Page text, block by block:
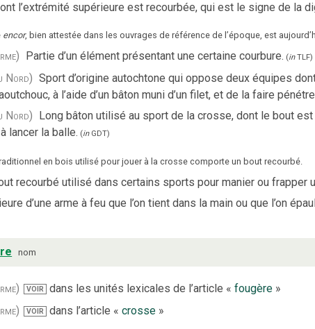
l’extrémité supérieure est recourbée, qui est le signe de la
encor, bien attestée dans les ouvrages de référence de l’époque, est
Partie d’un élément présentant une certaine courbure. (inTLF)
Nord) Sport d’origine autochtone qui oppose deux équipes
à l’aide d’un bâton muni d’un filet, et de la faire
Nord) Long bâton utilisé au sport de la crosse, dont le bout est
lancer la balle. (inGDT)
en bois utilisé pour jouer à la crosse comporte un bout recourbé.
recourbé utilisé dans certains sports pour manier ou frapper
d’une arme à feu que l’on tient dans la main ou que l’on
nom
VOIR dans les unités lexicales de l’article « fougère»
VOIR dans l’article « crosse»